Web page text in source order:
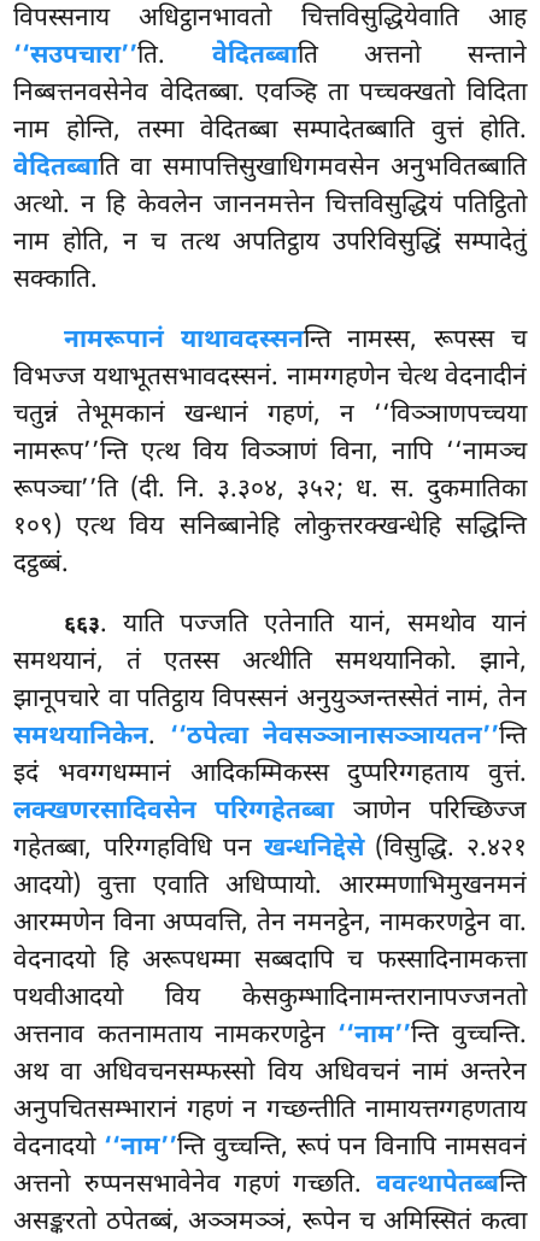
विपस्सनाय अधिट्ठानभावतो चित्तविसुद्धियेवाति आह
‘‘सउपचारा’’ति. वेदितब्बाति अत्तनो सन्ताने
निब्बत्तनवसेनेव वेदितब्बा. एवञ्हि ता पच्चक्खतो विदिता
नाम होन्ति, तस्मा वेदितब्बा सम्पादेतब्बाति वुत्तं होति.
वेदितब्बाति वा समापत्तिसुखाधिगमवसेन अनुभवितब्बाति
अत्थो. न हि केवलेन जाननमत्तेन चित्तविसुद्धियं पतिट्ठितो
नाम होति, न च तत्थ अपतिट्ठाय उपरिविसुद्धिं सम्पादेतुं
सक्काति.
नामरूपानं याथावदस्सनन्ति नामस्स, रूपस्स च
विभज्ज यथाभूतसभावदस्सनं. नामग्गहणेन चेत्थ वेदनादीनं
चतुन्नं तेभूमकानं खन्धानं गहणं, न ‘‘विञ्ञाणपच्चया
नामरूप’’न्ति एत्थ विय विञ्ञाणं विना, नापि ‘‘नामञ्च
रूपञ्चा’’ति (दी. नि. ३.३०४, ३५२; ध. स. दुकमातिका
१०९) एत्थ विय सनिब्बानेहि लोकुत्तरक्खन्धेहि सद्धिन्ति
दट्ठब्बं.
६६३. याति पज्जति एतेनाति यानं, समथोव यानं
समथयानं, तं एतस्स अत्थीति समथयानिको. झाने,
झानूपचारे वा पतिट्ठाय विपस्सनं अनुयुञ्जन्तस्सेतं नामं, तेन
समथयानिकेन. ‘‘ठपेत्वा नेवसञ्ञानासञ्ञायतन’’न्ति
इदं भवग्गधम्मानं आदिकम्मिकस्स दुप्परिग्गहताय वुत्तं.
लक्खणरसादिवसेन परिग्गहेतब्बाञाणेन परिच्छिज्ज
गहेतब्बा, परिग्गहविधि पन खन्धनिद्देसे(विसुद्धि. २.४२१
आदयो) वुत्ता एवाति अधिप्पायो. आरम्मणाभिमुखनमनं
आरम्मणेन विना अप्पवत्ति, तेन नमनट्ठेन, नामकरणट्ठेन वा.
वेदनादयो हि अरूपधम्मा सब्बदापि च फस्सादिनामकत्ता
पथवीआदयो विय केसकुम्भादिनामन्तरानापज्जनतो
अत्तनाव कतनामताय नामकरणट्ठेन ‘‘नाम’’न्ति वुच्चन्ति.
अथ वा अधिवचनसम्फस्सो विय अधिवचनं नामं अन्तरेन
अनुपचितसम्भारानं गहणं न गच्छन्तीति नामायत्तग्गहणताय
वेदनादयो ‘‘नाम’’न्ति वुच्चन्ति, रूपं पन विनापि नामसवनं
अत्तनो रुप्पनसभावेनेव गहणं गच्छति. ववत्थापेतब्बन्ति
असङ्करतो ठपेतब्बं, अञ्ञमञ्ञं, रूपेन च अमिस्सितं कत्वा